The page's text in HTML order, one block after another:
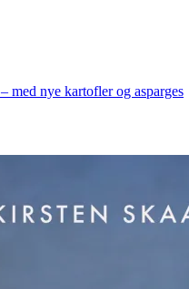
med nye kartofler og asparges